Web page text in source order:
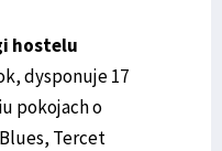
hostelu
dysponuje 17
pokojach o
Tercet